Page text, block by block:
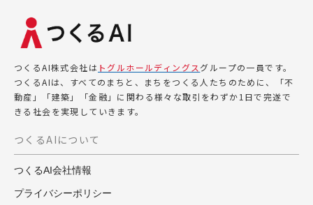
つくるAI株式会社は トグルホールディングス グループの一員です。
つくるAIは、すべてのまちと、まちをつくる人たちのために、「不
動産」「建築」「金融」に関わる様々な取引をわずか1日で完遂で
きる社会を実現していきます。
つくるAIについて
つくるAI会社情報
プライバシーポリシー